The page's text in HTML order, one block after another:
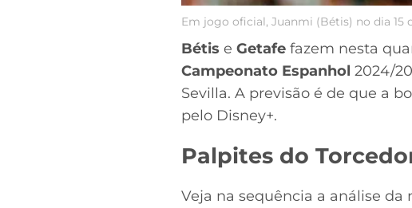
Em jogo oficial, Juanmi (Bétis) no dia
Bétis e Getafe fazem nesta
Campeonato Espanhol 2024/
Sevilla. A previsão é de que a
pelo Disney+.
Palpites do
Veja na sequência a análise